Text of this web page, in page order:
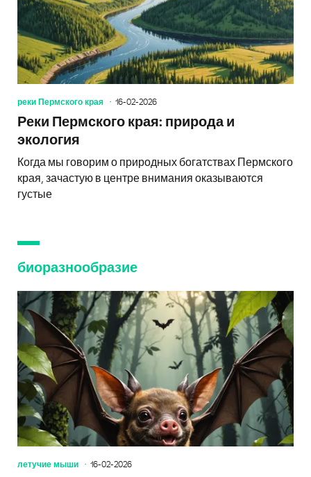
реки Пермского края 16-02-2026
Реки Пермского края: природа и
экология
Когда мы говорим о природных богатствах Пермского
края, зачастую в центре внимания оказываются
густые
биоразнообразие
летучие мыши 16-02-2026